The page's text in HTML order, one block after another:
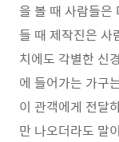
을 볼 때 사람들은
들 때 제작진은 사
치에도 각별한 신
에 들어가는 가구
이 관객에게 전달
만 나오더라도 말